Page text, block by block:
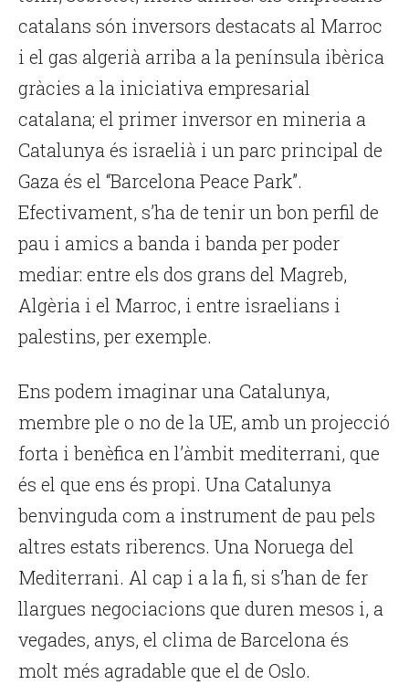
catalans són inversors destacats al Marroc
i el gas algerià arriba a la península ibèrica
gràcies a la iniciativa empresarial
catalana; el primer inversor en mineria a
Catalunya és israelià i un parc principal de
Gaza és el “Barcelona Peace Park”.
Efectivament, s’ha de tenir un bon perfil de
pau i amics a banda i banda per poder
mediar: entre els dos grans del Magreb,
Algèria i el Marroc, i entre israelians i
palestins, per exemple.
Ens podem imaginar una Catalunya,
membre ple o no de la UE, amb un projecció
forta i benèfica en l’àmbit mediterrani, que
és el que ens és propi. Una Catalunya
benvinguda com a instrument de pau pels
altres estats riberencs. Una Noruega del
Mediterrani. Al cap i a la fi, si s’han de fer
llargues negociacions que duren mesos i, a
vegades, anys, el clima de Barcelona és
molt més agradable que el de Oslo.